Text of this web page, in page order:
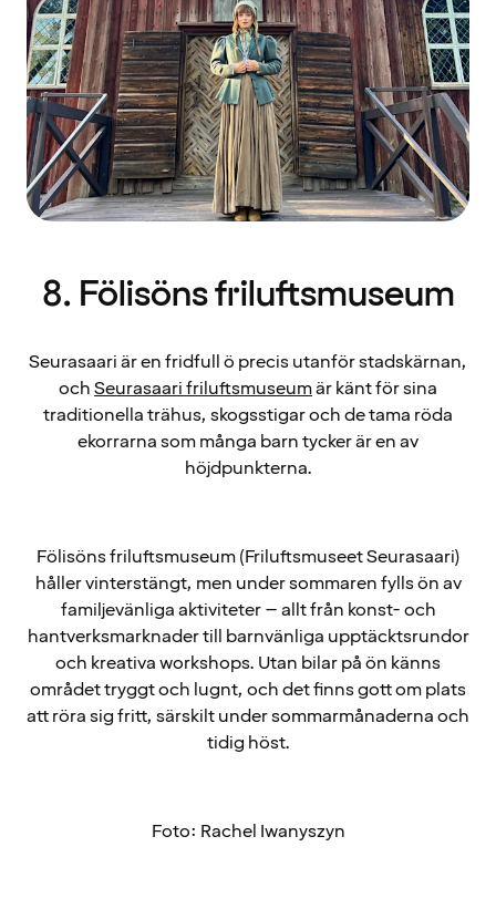
8. Fölisöns friluftsmuseum
Seurasaari är en fridfull ö precis utanför stadskärnan,
ochSeurasaari friluftsmuseumär känt för sina
traditionella trähus, skogsstigar och de tama röda
ekorrarna som många barn tycker är en av
höjdpunkterna.
Fölisöns friluftsmuseum (Friluftsmuseet Seurasaari)
håller vinterstängt, men under sommaren fylls ön av
familjevänliga aktiviteter – allt från konst- och
hantverksmarknader till barnvänliga upptäcktsrundor
och kreativa workshops. Utan bilar på ön känns
området tryggt och lugnt, och det finns gott om plats
att röra sig fritt, särskilt under sommarmånaderna och
tidig höst.
Foto: Rachel Iwanyszyn